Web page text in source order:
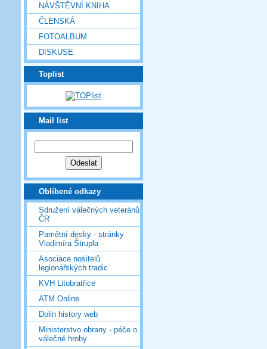
NÁVŠTĚVNÍ KNIHA
ČLENSKÁ
FOTOALBUM
DISKUSE
Toplist
Mail list
Oblíbené odkazy
Sdružení válečných veteránů
ČR
Pamětní desky - stránky
Vladimíra Štrupla
Asociace nositelů
legionářských tradic
KVH Litobratřice
ATM Online
Dolin history web
Ministerstvo obrany - péče o
válečné hroby